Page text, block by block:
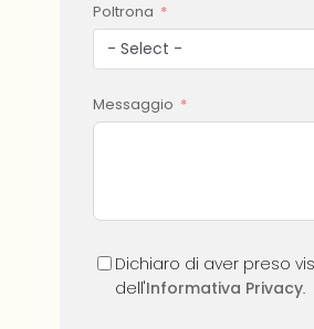
Poltrona
- Select -
Messaggio
Dichiaro di aver preso
dell'Informativa Privacy.